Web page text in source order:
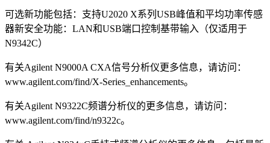
可选新功能包括：支持U2020 X系列USB峰值和平均功率传感
器新安全功能：LAN和USB端口控制基带输入（仅适用于
N9342C）
有关Agilent N9000A CXA信号分析仪更多信息，请访问：
www.agilent.com/find/X-Series_enhancements。
有关Agilent N9322C频谱分析仪的更多信息，请访问：
www.agilent.com/find/n9322c。